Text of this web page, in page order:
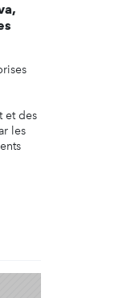
et des
les